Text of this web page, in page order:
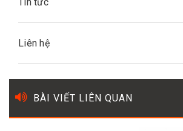
Liên hệ
BÀI VIẾT LIÊN QUAN